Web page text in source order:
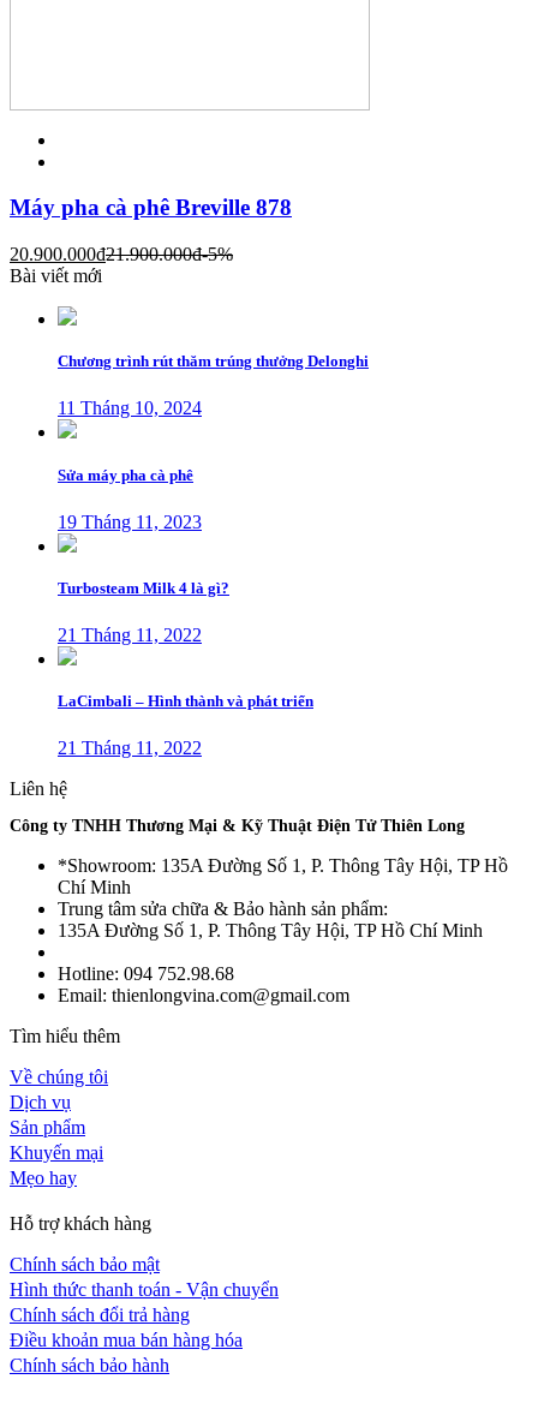
Máy pha cà phê Breville 878
20.900.000đ21.900.000đ-5%
Bài viết mới
Chương trình rút thăm trúng thưởng Delonghi
11 Tháng 10, 2024
Sửa máy pha cà phê
19 Tháng 11, 2023
Turbosteam Milk 4 là gì?
21 Tháng 11, 2022
LaCimbali – Hình thành và phát triển
21 Tháng 11, 2022
Liên hệ
Công ty TNHH Thương Mại & Kỹ Thuật Điện Tử Thiên Long
*Showroom: 135A Đường Số 1, P. Thông Tây Hội, TP Hồ
Chí Minh
Trung tâm sửa chữa & Bảo hành sản phẩm:
135A Đường Số 1, P. Thông Tây Hội, TP Hồ Chí Minh
Hotline: 094 752.98.68
Email: thienlongvina.com@gmail.com
Tìm hiểu thêm
Về chúng tôi
Dịch vụ
Sản phẩm
Khuyến mại
Mẹo hay
Hỗ trợ khách hàng
Chính sách bảo mật
Hình thức thanh toán - Vận chuyển
Chính sách đổi trả hàng
Điều khoản mua bán hàng hóa
Chính sách bảo hành